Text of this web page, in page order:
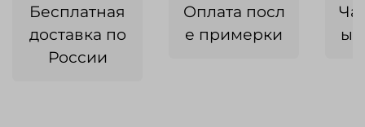
Бесплатная
доставка по
России
Оплата посл
е примерки